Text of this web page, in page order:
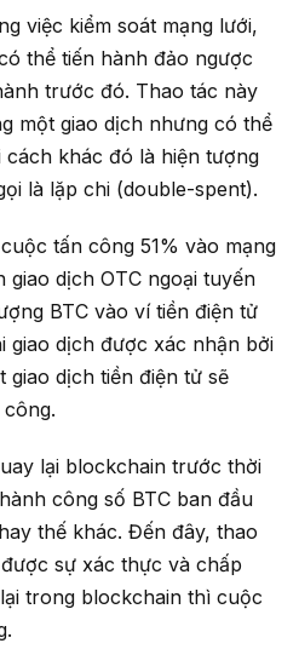
việc kiểm soát mạng lưới,
thể tiến hành đảo ngược
trước đó. Thao tác này
một giao dịch nhưng có thể
khác đó là hiện tượng
là lặp chi (double-spent).
tấn công 51% vào mạng
giao dịch OTC ngoại tuyến
BTC vào ví tiền điện tử
giao dịch được xác nhận bởi
giao dịch tiền điện tử sẽ
lại blockchain trước thời
công số BTC ban đầu
thế khác. Đến đây, thao
sự xác thực và chấp
trong blockchain thì cuộc